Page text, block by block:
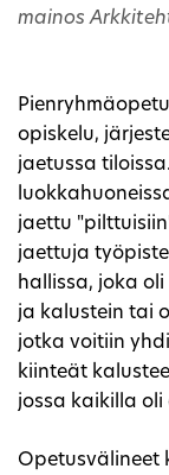
mainos
opiskelu,
jaetussa
jaettu
jaettuja
hallissa, joka
ja kalustein tai
jotka voitiin
kiinteät
jossa kaikilla oli
Opetusvälineet